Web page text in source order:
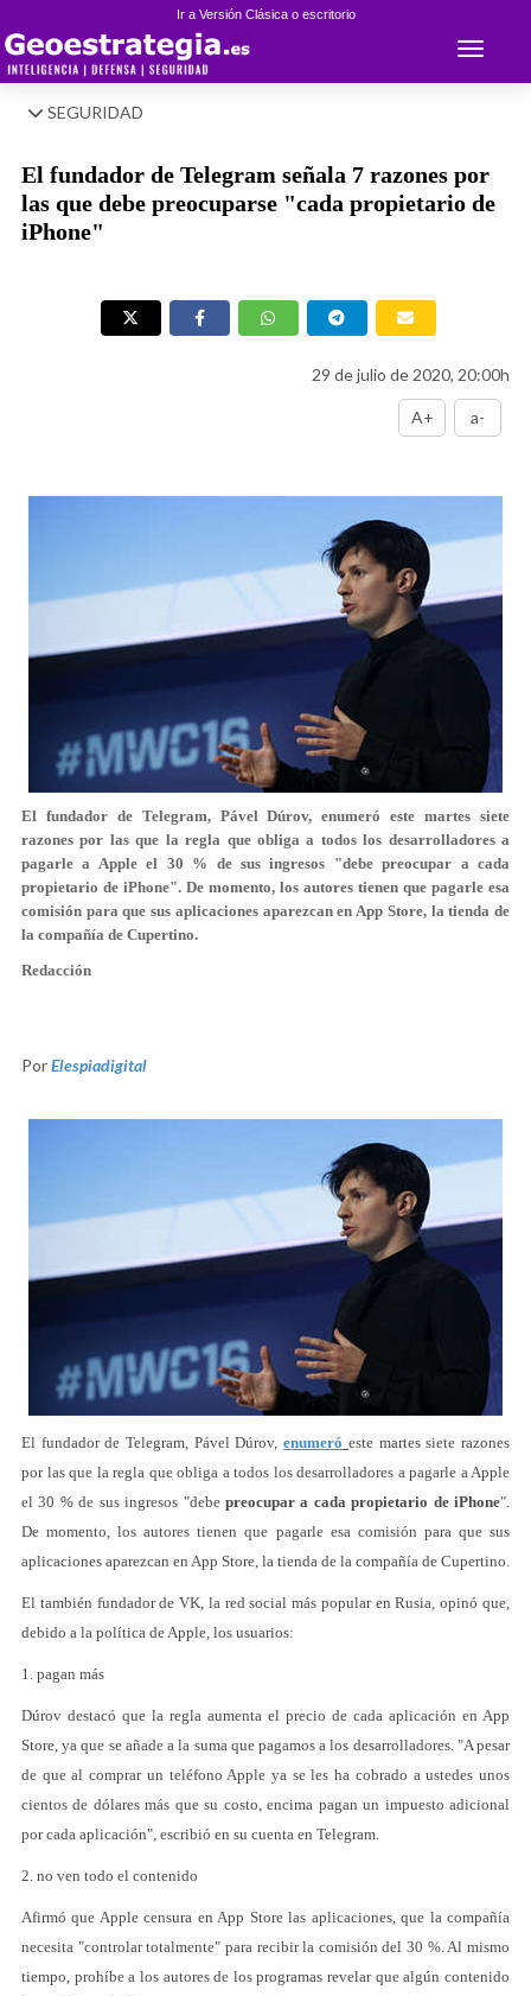
Ir a Versión Clásica o escritorio
Toggle
SEGURIDAD
El fundador de Telegram señala 7 razones por
las que debe preocuparse "cada propietario de
iPhone"
29 de julio de 2020, 20:00h
A+ a-
El fundador de Telegram, Pável Dúrov, enumeró este martes siete
razones por las que la regla que obliga a todos los desarrolladores a
pagarle a Apple el 30 % de sus ingresos "debepreocupar a cada
propietario de iPhone". De momento, los autores tienen que pagarle esa
comisión para que sus aplicaciones aparezcan en App Store, la tienda de
la compañía de Cupertino.
Redacción
PorElespiadigital
El fundador de Telegram, Pável Dúrov,enumeró este martes siete razones
por las que la regla que obliga a todos los desarrolladores a pagarle a Apple
el 30 % de sus ingresos "debe preocupar a cada propietario de iPhone".
De momento, los autores tienen que pagarle esa comisión para que sus
aplicaciones aparezcan en App Store, la tienda de la compañía de Cupertino.
El también fundador de VK, la red social más popular en Rusia, opinó que,
debido a la política de Apple, los usuarios:
1. pagan más
Dúrov destacó que la regla aumenta el precio de cada aplicación en App
Store, ya que se añade a la suma que pagamos a los desarrolladores. "A pesar
de que al comprar un teléfono Apple ya se les ha cobrado a ustedes unos
cientos de dólares más que su costo, encima pagan un impuesto adicional
por cada aplicación", escribió en su cuenta en Telegram.
2. no ven todo el contenido
Afirmó que Apple censura en App Store las aplicaciones, que la compañía
necesita "controlar totalmente" para recibir la comisión del 30 %. Al mismo
tiempo, prohíbe a los autores de los programas revelar que algún contenido